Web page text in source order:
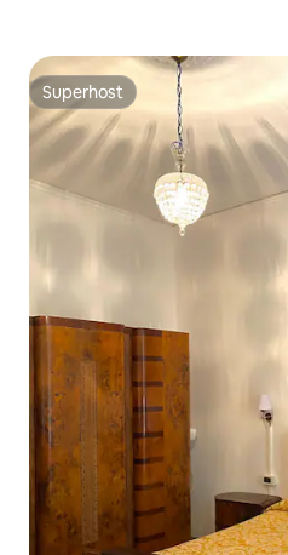
Superhost
Superhost